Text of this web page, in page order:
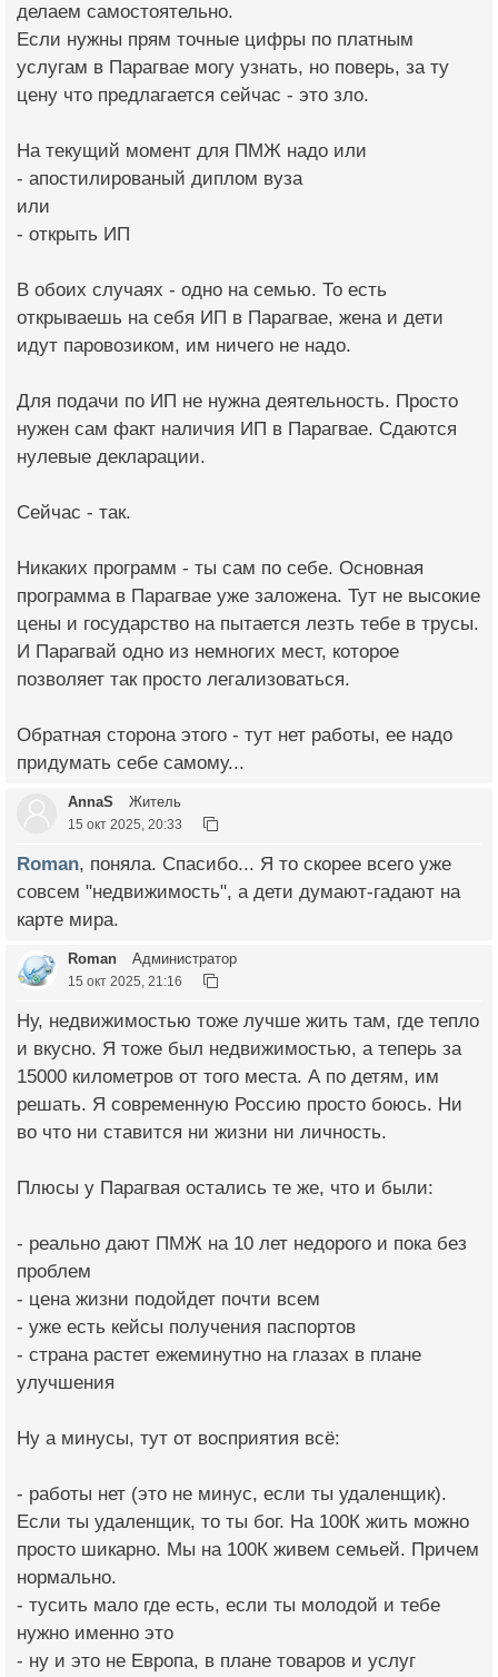
делаем самостоятельно.
Если нужны прям точные цифры по платным
услугам в Парагвае могу узнать, но поверь, за ту
цену что предлагается сейчас - это зло.
На текущий момент для ПМЖ надо или
- апостилированый диплом вуза
или
- открыть ИП
В обоих случаях - одно на семью. То есть
открываешь на себя ИП в Парагвае, жена и дети
идут паровозиком, им ничего не надо.
Для подачи по ИП не нужна деятельность. Просто
нужен сам факт наличия ИП в Парагвае. Сдаются
нулевые декларации.
Сейчас - так.
Никаких программ - ты сам по себе. Основная
программа в Парагвае уже заложена. Тут не высокие
цены и государство на пытается лезть тебе в трусы.
И Парагвай одно из немногих мест, которое
позволяет так просто легализоваться.
Обратная сторона этого - тут нет работы, ее надо
придумать себе самому...
AnnaS Житель
15 окт 2025, 20:33
Roman, поняла. Спасибо... Я то скорее всего уже
совсем "недвижимость", а дети думают-гадают на
карте мира.
Roman Администратор
15 окт 2025, 21:16
Ну, недвижимостью тоже лучше жить там, где тепло
и вкусно. Я тоже был недвижимостью, а теперь за
15000 километров от того места. А по детям, им
решать. Я современную Россию просто боюсь. Ни
во что ни ставится ни жизни ни личность.
Плюсы у Парагвая остались те же, что и были:
- реально дают ПМЖ на 10 лет недорого и пока без
проблем
- цена жизни подойдет почти всем
- уже есть кейсы получения паспортов
- страна растет ежеминутно на глазах в плане
улучшения
Ну а минусы, тут от восприятия всё:
- работы нет (это не минус, если ты удаленщик).
Если ты удаленщик, то ты бог. На 100К жить можно
просто шикарно. Мы на 100К живем семьей. Причем
нормально.
- тусить мало где есть, если ты молодой и тебе
нужно именно это
- ну и это не Европа, в плане товаров и услуг